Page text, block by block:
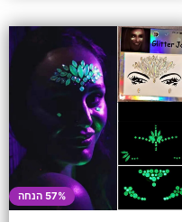
57% הנחה